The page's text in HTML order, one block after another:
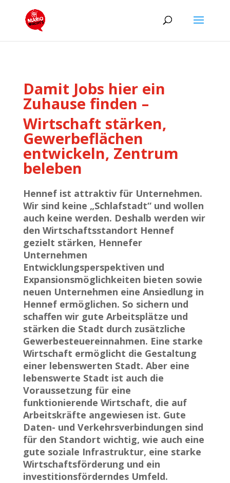
Damit Jobs hier ein
Zuhause finden –
Wirtschaft stärken,
Gewerbeflächen
entwickeln, Zentrum
beleben
Hennef ist attraktiv für Unternehmen.
Wir sind keine „Schlafstadt“ und wollen
auch keine werden. Deshalb werden wir
den Wirtschaftsstandort Hennef
gezielt stärken, Hennefer
Unternehmen
Entwicklungsperspektiven und
Expansionsmöglichkeiten bieten sowie
neuen Unternehmen eine Ansiedlung in
Hennef ermöglichen. So sichern und
schaffen wir gute Arbeitsplätze und
stärken die Stadt durch zusätzliche
Gewerbesteuereinnahmen. Eine starke
Wirtschaft ermöglicht die Gestaltung
einer lebenswerten Stadt. Aber eine
lebenswerte Stadt ist auch die
Voraussetzung für eine
funktionierende Wirtschaft, die auf
Arbeitskräfte angewiesen ist. Gute
Daten- und Verkehrsverbindungen sind
für den Standort wichtig, wie auch eine
gute soziale Infrastruktur, eine starke
Wirtschaftsförderung und ein
investitionsförderndes Umfeld.